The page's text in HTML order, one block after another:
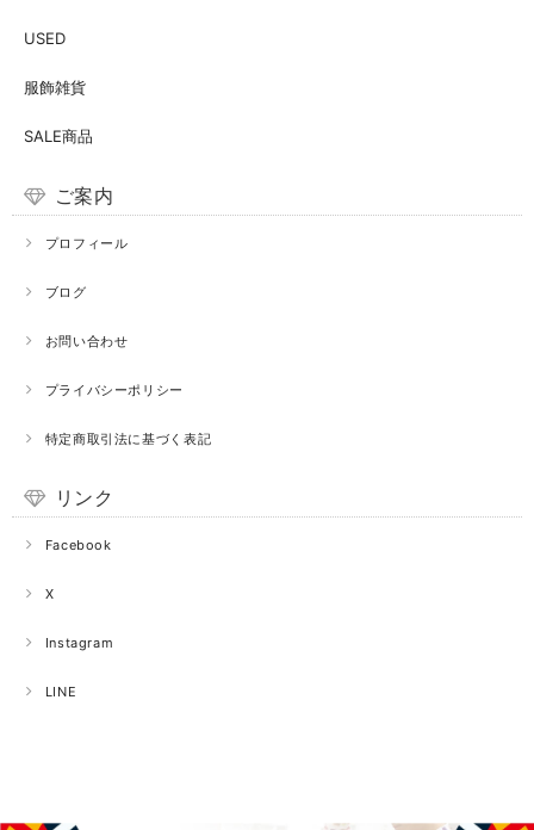
USED
服飾雑貨
SALE商品
ご案内
プロフィール
ブログ
お問い合わせ
プライバシーポリシー
特定商取引法に基づく表記
リンク
Facebook
X
Instagram
LINE